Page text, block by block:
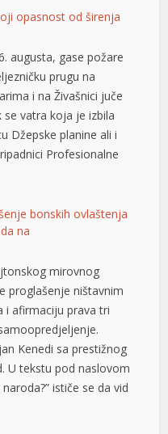
bonskih ovlaštenja
na
mirovnog
proglašenje ništavnim
i afirmaciju prava tri
Kenedi sa prestižnog
U tekstu pod naslovom
dočekali su
uzrokovani
na
radova na ovoj
kolone, a
pa se vozačima
navodi BL portal.
[…]